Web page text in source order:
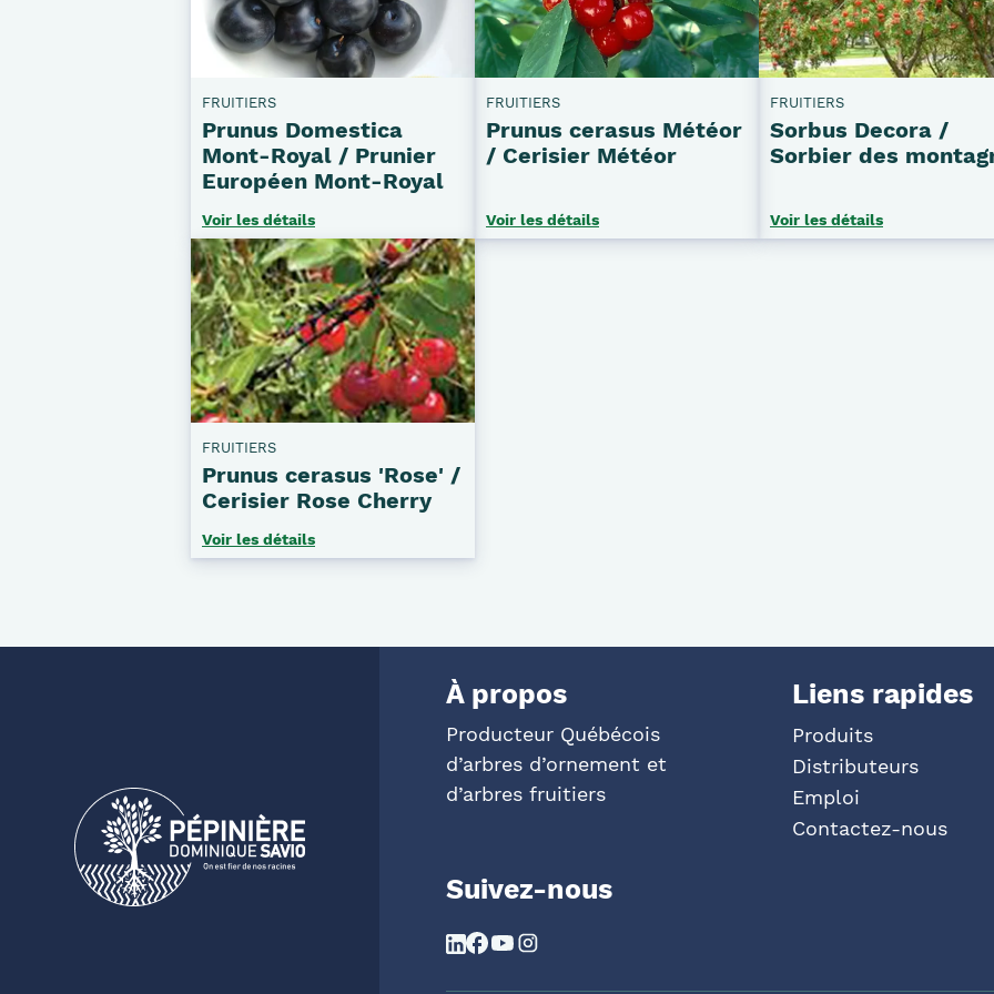
FRUITIERS
Prunus Domestica
Mont-Royal / Prunier
Européen Mont-Royal
Voir les détails
FRUITIERS
Prunus cerasus Météor
/ Cerisier Météor
Voir les détails
FRUITIERS
Sorbus Decora /
Sorbier des
Voir les détails
FRUITIERS
Prunus cerasus 'Rose' /
Cerisier Rose Cherry
Voir les détails
À propos
Producteur Québécois
d’arbres d’ornement et
d’arbres fruitiers
Suivez-nous
Liens rapides
Produits
Distributeurs
Emploi
Contactez-nous